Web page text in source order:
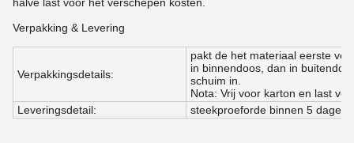
Verpakking & Levering
Verpakkingsdetails:
pakt de het materiaal eerste
in binnendoos, dan in
schuim in.
Nota: Vrij voor karton en last
Leveringsdetail:
steekproeforde binnen 5